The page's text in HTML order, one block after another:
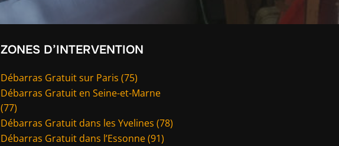
ZONES D’INTERVENTION
Débarras Gratuit sur Paris (75)
Débarras Gratuit en Seine-et-Marne
(77)
Débarras Gratuit dans les Yvelines (78)
Débarras Gratuit dans l’Essonne (91)